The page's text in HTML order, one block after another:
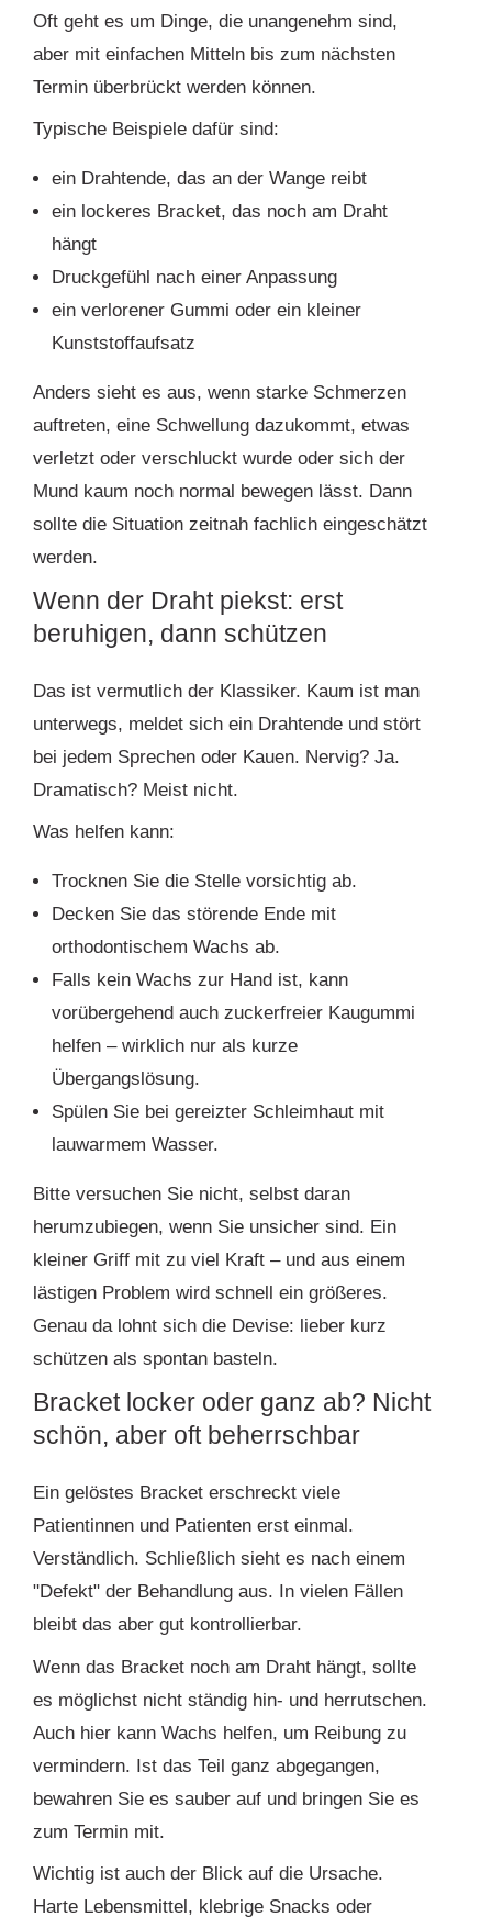
Oft geht es um Dinge, die unangenehm sind,
aber mit einfachen Mitteln bis zum nächsten
Termin überbrückt werden können.
Typische Beispiele dafür sind:
ein Drahtende, das an der Wange reibt
ein lockeres Bracket, das noch am Draht
hängt
Druckgefühl nach einer Anpassung
ein verlorener Gummi oder ein kleiner
Kunststoffaufsatz
Anders sieht es aus, wenn starke Schmerzen
auftreten, eine Schwellung dazukommt, etwas
verletzt oder verschluckt wurde oder sich der
Mund kaum noch normal bewegen lässt. Dann
sollte die Situation zeitnah fachlich eingeschätzt
werden.
Wenn der Draht piekst: erst
beruhigen, dann schützen
Das ist vermutlich der Klassiker. Kaum ist man
unterwegs, meldet sich ein Drahtende und stört
bei jedem Sprechen oder Kauen. Nervig? Ja.
Dramatisch? Meist nicht.
Was helfen kann:
Trocknen Sie die Stelle vorsichtig ab.
Decken Sie das störende Ende mit
orthodontischem Wachs ab.
Falls kein Wachs zur Hand ist, kann
vorübergehend auch zuckerfreier Kaugummi
helfen – wirklich nur als kurze
Übergangslösung.
Spülen Sie bei gereizter Schleimhaut mit
lauwarmem Wasser.
Bitte versuchen Sie nicht, selbst daran
herumzubiegen, wenn Sie unsicher sind. Ein
kleiner Griff mit zu viel Kraft – und aus einem
lästigen Problem wird schnell ein größeres.
Genau da lohnt sich die Devise: lieber kurz
schützen als spontan basteln.
Bracket locker oder ganz ab? Nicht
schön, aber oft beherrschbar
Ein gelöstes Bracket erschreckt viele
Patientinnen und Patienten erst einmal.
Verständlich. Schließlich sieht es nach einem
"Defekt" der Behandlung aus. In vielen Fällen
bleibt das aber gut kontrollierbar.
Wenn das Bracket noch am Draht hängt, sollte
es möglichst nicht ständig hin- und herrutschen.
Auch hier kann Wachs helfen, um Reibung zu
vermindern. Ist das Teil ganz abgegangen,
bewahren Sie es sauber auf und bringen Sie es
zum Termin mit.
Wichtig ist auch der Blick auf die Ursache.
Harte Lebensmittel, klebrige Snacks oder